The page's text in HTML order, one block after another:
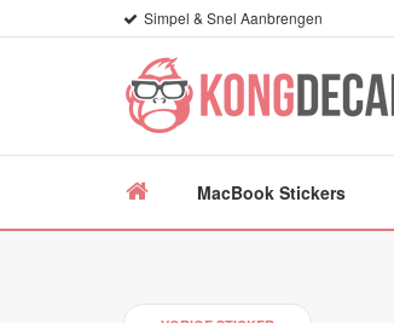
Simpel & Snel Aanbrengen
MacBook Stickers